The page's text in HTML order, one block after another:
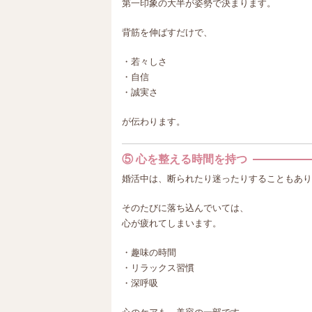
第一印象の大半が姿勢で決まります。
背筋を伸ばすだけで、
・若々しさ
・自信
・誠実さ
が伝わります。
⑤ 心を整える時間を持つ
婚活中は、断られたり迷ったりすることもあ
そのたびに落ち込んでいては、
心が疲れてしまいます。
・趣味の時間
・リラックス習慣
・深呼吸